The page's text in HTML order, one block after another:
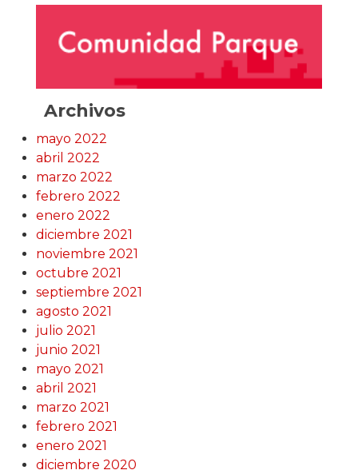
Archivos
mayo 2022
abril 2022
marzo 2022
febrero 2022
enero 2022
diciembre 2021
noviembre 2021
octubre 2021
septiembre 2021
agosto 2021
julio 2021
junio 2021
mayo 2021
abril 2021
marzo 2021
febrero 2021
enero 2021
diciembre 2020